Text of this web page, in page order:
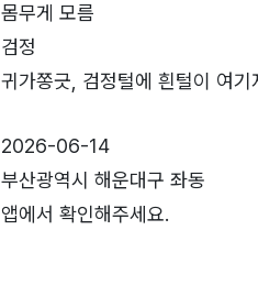
몸무게 모름
검정
귀가쫑긋, 검정털에 흰털이 여기
2026-06-14
부산광역시 해운대구 좌동
앱에서 확인해주세요.